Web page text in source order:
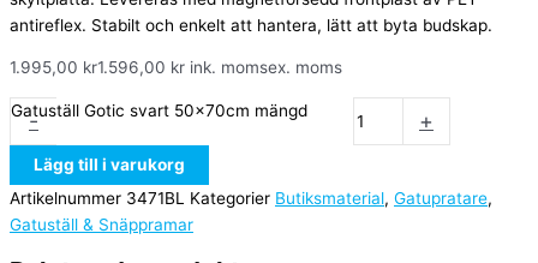
antireflex. Stabilt och enkelt att hantera, lätt att byta budskap.
1.995,00 kr1.596,00 kr ink. momsex. moms
-
Gatuställ Gotic svart 50x70cm mängd +
Lägg till i varukorg
Artikelnummer 3471BL Kategorier Butiksmaterial, Gatupratare,
Gatuställ & Snäppramar